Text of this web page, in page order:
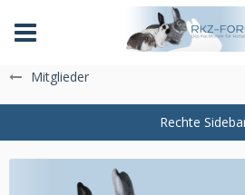
Das Fachforum der Rassekaninchenzucht
Mitglieder